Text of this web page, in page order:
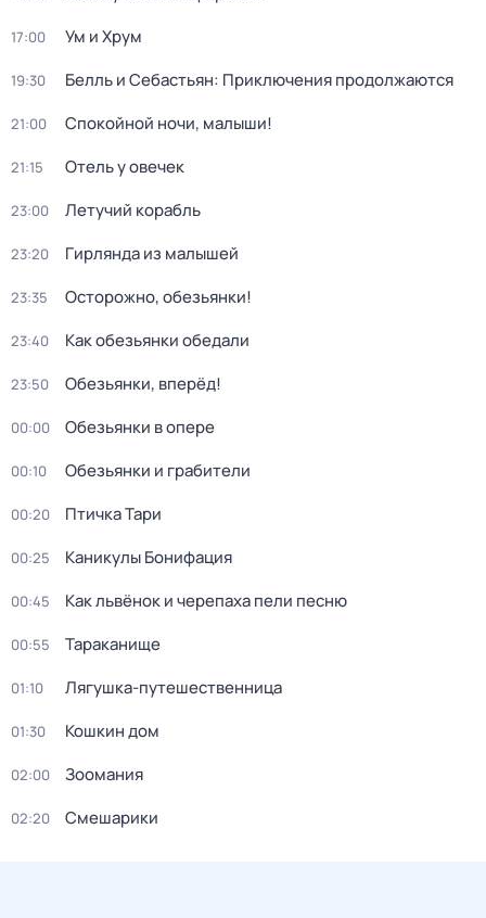
17:00 Ум и Хрум
19:30 Белль и Себастьян: Приключения продолжаются
21:00 Спокойной ночи, малыши!
21:15 Отель у овечек
23:00 Летучий корабль
23:20 Гирлянда из малышей
23:35 Осторожно, обезьянки!
23:40 Как обезьянки обедали
23:50 Обезьянки, вперёд!
00:00 Обезьянки в опере
00:10 Обезьянки и грабители
00:20 Птичка Тари
00:25 Каникулы Бонифация
00:45 Как львёнок и черепаха пели песню
00:55 Тараканище
01:10 Лягушка-путешественница
01:30 Кошкин дом
02:00 Зоомания
02:20 Смешарики